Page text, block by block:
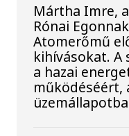
Mártha Imre,
Rónai
Atomerőmű
kihívásokat. A
a hazai
működéséért,